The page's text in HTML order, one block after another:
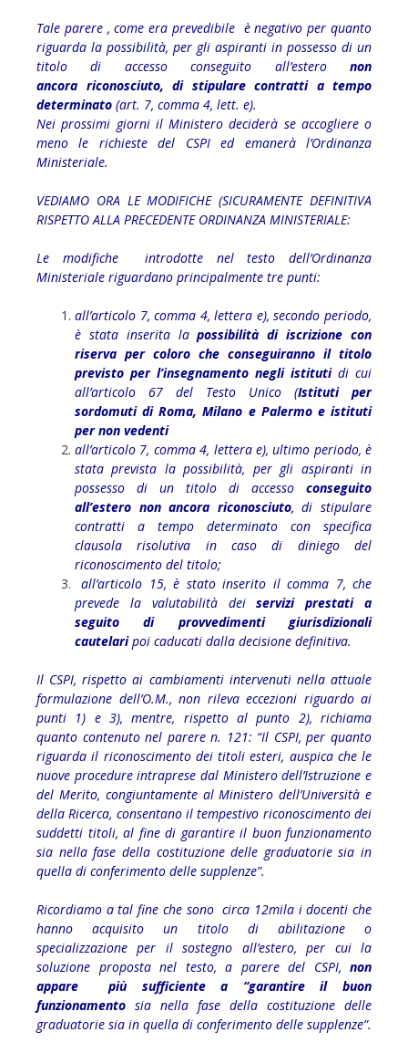
Tale parere , come era prevedibile è negativo per quanto
riguarda la possibilità, per gli aspiranti in possesso di un
titolo di accesso conseguito all’estero non
ancora riconosciuto, di stipulare contratti a tempo
determinato (art. 7, comma 4, lett. e).
Nei prossimi giorni il Ministero deciderà se accogliere o
meno le richieste del CSPI ed emanerà l’Ordinanza
Ministeriale.
VEDIAMO ORA LE MODIFICHE (SICURAMENTE DEFINITIVA
RISPETTO ALLA PRECEDENTE ORDINANZA MINISTERIALE:
Le modifiche introdotte nel testo dell’Ordinanza
Ministeriale riguardano principalmente tre punti:
all’articolo 7, comma 4, lettera e), secondo periodo,
è stata inserita lapossibilità di iscrizione con
riserva per coloro che conseguiranno il titolo
previsto per l’insegnamento negli istitutidi cui
all’articolo 67 del Testo Unico (Istituti per
sordomuti di Roma, Milano e Palermo e istituti
per non vedenti
all’articolo 7, comma 4, lettera e), ultimo periodo, è
stata prevista la possibilità, per gli aspiranti in
possesso di un titolo di accesso conseguito
all’estero non ancora riconosciuto, di stipulare
contratti a tempo determinato con specifica
clausola risolutiva in caso di diniego del
riconoscimento del titolo;
all’articolo 15, è stato inserito il comma 7, che
prevede la valutabilità deiservizi prestati a
seguito di provvedimenti giurisdizionali
cautelaripoi caducati dalla decisione definitiva.
Il CSPI, rispetto ai cambiamenti intervenuti nella attuale
formulazione dell’O.M., non rileva eccezioni riguardo ai
punti 1) e 3), mentre, rispetto al punto 2), richiama
quanto contenuto nel parere n. 121: “Il CSPI, per quanto
riguarda il riconoscimento dei titoli esteri, auspica che le
nuove procedure intraprese dal Ministero dell’Istruzione e
del Merito, congiuntamente al Ministero dell’Università e
della Ricerca, consentano il tempestivo riconoscimento dei
suddetti titoli, al fine di garantire il buon funzionamento
sia nella fase della costituzione delle graduatorie sia in
quella di conferimento delle supplenze”.
Ricordiamo a tal fine che sono circa 12mila i docenti che
hanno acquisito un titolo di abilitazione o
specializzazione per il sostegno all’estero, per cui la
soluzione proposta nel testo, a parere del CSPI, non
appare più sufficiente a “garantire il buon
funzionamento sia nella fase della costituzione delle
graduatorie sia in quella di conferimento delle supplenze”.